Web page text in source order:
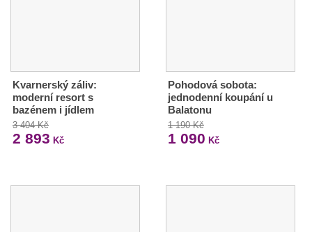
Kvarnerský záliv:
moderní resort s
bazénem i jídlem
3 404 Kč
2 893 Kč
Pohodová sobota:
jednodenní koupání u
Balatonu
1 190 Kč
1 090 Kč